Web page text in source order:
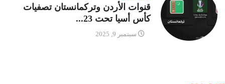
قنوات الأردن وتركمانستان تصفيات
كأس أسيا تحت 23...
سبتمبر 9, 2025